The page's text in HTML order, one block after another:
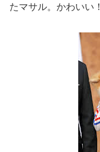
たマサル。かわいい！